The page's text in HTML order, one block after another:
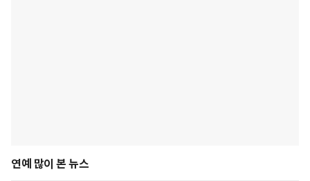
연예 많이 본 뉴스